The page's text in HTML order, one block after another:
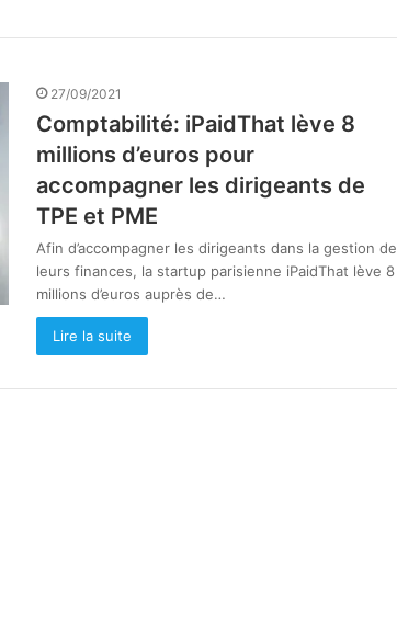
27/09/2021
Comptabilité: iPaidThat lève 8
millions d’euros pour
accompagner les dirigeants de
TPE et PME
Afin d’accompagner les dirigeants dans la gestion de
leurs finances, la startup parisienne iPaidThat lève 8
millions d’euros auprès de…
Lire la suite